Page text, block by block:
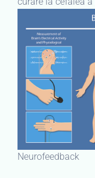
Neurofeedback